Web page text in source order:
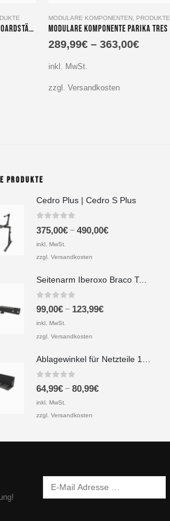
Parika Terceiro (M-XL) – Keyboardständer Aufbau 3. und 4. Ebene
MODULARE KOMPONENTEN, PRODUKTE
289,99€– 363,00€
inkl. MwSt.
zzgl. Versandkosten
PRODUKTE
Cedro Plus | Cedro S Plus
375,00€ – 490,00€
inkl. MwSt.
zzgl. Versandkosten
Seitenarm Iberoxo Braco Teleskopierbar 45x45x300-450 mm
0 out of 5
99,00€ – 123,99€
inkl. MwSt.
zzgl. Versandkosten
0 out of 5
64,99€ – 80,99€
inkl. MwSt.
zzgl. Versandkosten